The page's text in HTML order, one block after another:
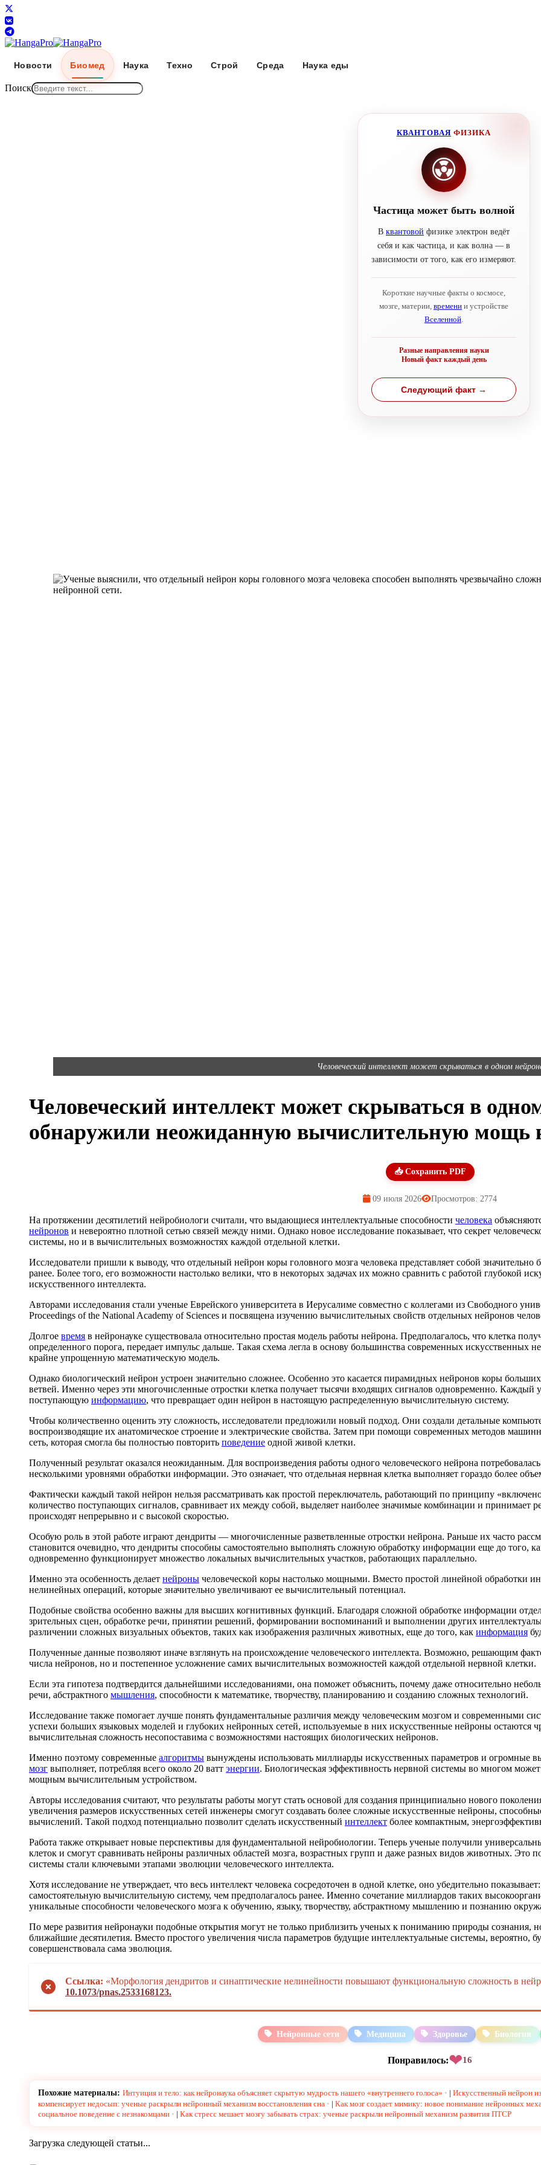
Новости Биомед Наука Техно Строй Среда Наука еды
Поиск
КВАНТОВАЯ ФИЗИКА
Частица может быть волной
В квантовой физике электрон ведёт
себя и как частица, и как волна — в
зависимости от того, как его измеряют.
Короткие научные факты о космосе,
мозге, материи, времени и устройстве
Вселенной.
Разные направления науки
Новый факт каждый день
Следующий факт →
Человеческий интеллект может скрываться в одном
Человеческий интеллект может скрываться в
обнаружили неожиданную вычислительную мощь
📥 Сохранить PDF
09 июля 2026 Просмотров: 2774
На протяжении десятилетий нейробиологи считали, что выдающиеся интеллектуальные способности человека
нейронов и невероятно плотной сетью связей между ними. Однако новое исследование показывает, что секрет
системы, но и в вычислительных возможностях каждой отдельной клетки.
Исследователи пришли к выводу, что отдельный нейрон коры головного мозга человека представляет собой значительно
ранее. Более того, его возможности настолько велики, что в некоторых задачах их можно сравнить с работой глубокой
искусственного интеллекта.
Авторами исследования стали ученые Еврейского университета в Иерусалиме совместно с коллегами из Свободного
Proceedings of the National Academy of Sciences и посвящена изучению вычислительных свойств отдельных нейронов
Долгое время в нейронауке существовала относительно простая модель работы нейрона. Предполагалось, что клетка
определенного порога, передает импульс дальше. Такая схема легла в основу большинства современных искусственных
крайне упрощенную математическую модель.
Однако биологический нейрон устроен значительно сложнее. Особенно это касается пирамидных нейронов коры
ветвей. Именно через эти многочисленные отростки клетка получает тысячи входящих сигналов одновременно. Каждый
поступающую информацию, что превращает один нейрон в настоящую распределенную вычислительную систему.
Чтобы количественно оценить эту сложность, исследователи предложили новый подход. Они создали детальные
воспроизводящие их анатомическое строение и электрические свойства. Затем при помощи современных методов
сеть, которая смогла бы полностью повторить поведение одной живой клетки.
Полученный результат оказался неожиданным. Для воспроизведения работы одного человеческого нейрона
несколькими уровнями обработки информации. Это означает, что отдельная нервная клетка выполняет гораздо более
Фактически каждый такой нейрон нельзя рассматривать как простой переключатель, работающий по принципу
количество поступающих сигналов, сравнивает их между собой, выделяет наиболее значимые комбинации и принимает
происходят непрерывно и с высокой скоростью.
Особую роль в этой работе играют дендриты — многочисленные разветвленные отростки нейрона. Раньше их часто
становится очевидно, что дендриты способны самостоятельно выполнять сложную обработку информации еще до того,
одновременно функционирует множество локальных вычислительных участков, работающих параллельно.
Именно эта особенность делает нейроны человеческой коры настолько мощными. Вместо простой линейной обработки
нелинейных операций, которые значительно увеличивают ее вычислительный потенциал.
Подобные свойства особенно важны для высших когнитивных функций. Благодаря сложной обработке информации
зрительных сцен, обработке речи, принятии решений, формировании воспоминаний и выполнении других
различении сложных визуальных объектов, таких как изображения различных животных, еще до того, как информация
Полученные данные позволяют иначе взглянуть на происхождение человеческого интеллекта. Возможно, решающим
числа нейронов, но и постепенное усложнение самих вычислительных возможностей каждой отдельной нервной клетки.
Если эта гипотеза подтвердится дальнейшими исследованиями, она поможет объяснить, почему даже относительно
речи, абстрактного мышления, способности к математике, творчеству, планированию и созданию сложных технологий.
Исследование также помогает лучше понять фундаментальные различия между человеческим мозгом и современными
успехи больших языковых моделей и глубоких нейронных сетей, используемые в них искусственные нейроны
вычислительная сложность несопоставима с возможностями настоящих биологических нейронов.
Именно поэтому современные алгоритмы вынуждены использовать миллиарды искусственных параметров и огромные
мозг выполняет, потребляя всего около 20 ватт энергии. Биологическая эффективность нервной системы во многом
мощным вычислительным устройством.
Авторы исследования считают, что результаты работы могут стать основой для создания принципиально нового
увеличения размеров искусственных сетей инженеры смогут создавать более сложные искусственные нейроны,
вычислений. Такой подход потенциально позволит сделать искусственный интеллект более компактным,
Работа также открывает новые перспективы для фундаментальной нейробиологии. Теперь ученые получили
клеток и смогут сравнивать нейроны различных областей мозга, возрастных групп и даже разных видов животных.
системы стали ключевыми этапами эволюции человеческого интеллекта.
Хотя исследование не утверждает, что весь интеллект человека сосредоточен в одной клетке, оно убедительно
самостоятельную вычислительную систему, чем предполагалось ранее. Именно сочетание миллиардов таких
уникальные способности человеческого мозга к обучению, языку, творчеству, абстрактному мышлению и познанию
По мере развития нейронауки подобные открытия могут не только приблизить ученых к пониманию природы сознания,
ближайшие десятилетия. Вместо простого увеличения числа параметров будущие интеллектуальные системы, вероятно,
совершенствовала сама эволюция.
Ссылка: «Морфология дендритов и синаптические нелинейности повышают функциональную сложность в
10.1073/pnas.2533168123.
Нейронные сети Медицина Здоровье Биология
Понравилось:❤16
Похожие материалы: Интуиция и тело: как нейронаука объясняет скрытую мудрость нашего «внутреннего голоса» | Искусственный нейрон
компенсирует недосып: ученые раскрыли нейронный механизм восстановления сна
| Как мозг создает мимику: новое понимание нейронных
социальное поведение с незнакомцами
| Как стресс мешает мозгу забывать страх: ученые раскрыли нейронный механизм развития ПТСР
Загрузка следующей статьи...